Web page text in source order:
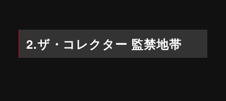
2.ザ・コレクター 監禁地帯